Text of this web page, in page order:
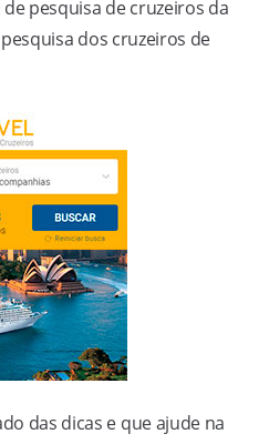
pesquisa de cruzeiros da
dos cruzeiros de
das dicas e que ajude na